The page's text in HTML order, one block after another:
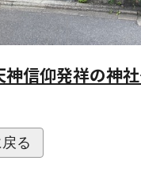
信仰発祥の神
る